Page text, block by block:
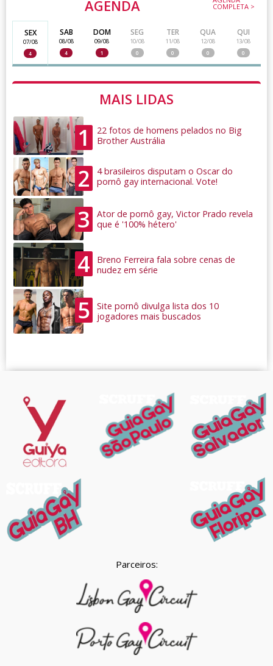
AGENDA COMPLETA >
SEX
07/08
4
SAB
08/08
4
DOM
09/08
1
SEG
10/08
0
TER
11/08
0
QUA
12/08
0
QUI
13/08
0
MAIS LIDAS
1
22 fotos de homens pelados no Big
Brother Austrália
2
4 brasileiros disputam o Oscar do
pornô gay internacional. Vote!
3
Ator de pornô gay, Victor Prado revela
que é '100% hétero'
4
Breno Ferreira fala sobre cenas de
nudez em série
5
Site pornô divulga lista dos 10
jogadores mais buscados
Parceiros: